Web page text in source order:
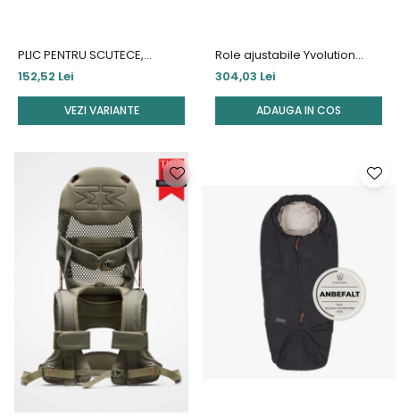
PLIC PENTRU SCUTECE,
HANDMADE
152,52 Lei
VEZI VARIANTE
Role ajustabile Yvolution
Twista Skates marime 23-28
304,03 Lei
ADAUGA IN COS